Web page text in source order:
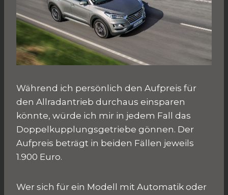
Während ich persönlich den Aufpreis für
den Allradantrieb durchaus einsparen
könnte, würde ich mir in jedem Fall das
Doppelkupplungsgetriebe gönnen. Der
Aufpreis beträgt in beiden Fällen jeweils
1.900 Euro.
Wer sich für ein Modell mit Automatik oder